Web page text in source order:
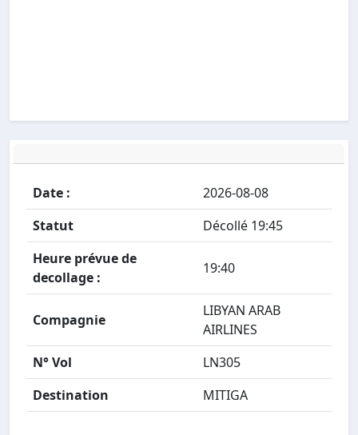
Date :
2026-08-08
Statut
Décollé 19:45
Heure prévue de
decollage :
19:40
Compagnie
LIBYAN ARAB
AIRLINES
N° Vol
LN305
Destination
MITIGA